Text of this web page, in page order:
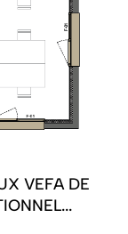
VEFA DE